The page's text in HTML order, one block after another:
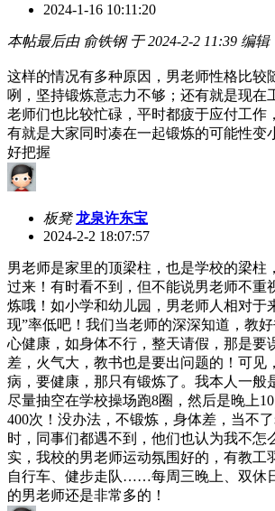
2024-1-16 10:11:20
本帖最后由 俞铁钢 于 2024-2-2 11:39 编辑
这样的情况有多种原因，男老师性格比较
咧，坚持锻炼意志力不够；还有就是现在
老师们也比较忙碌，平时都疲于应付工作
有就是大家同时凑在一起锻炼的可能性变
好把握
板凳 龙泉许东宝
2024-2-2 18:07:57
男老师是家里的顶梁柱，也是学校的梁柱
过来！有时看不到，但不能说男老师不重
炼哦！如小学和幼儿园，男老师人相对于
现”率低吧！我们当老师的深深知道，教
心健康，如身体不行，整天请假，那是要
差，火气大，教书也是要出问题的！可见
病，要健康，那只有锻炼了。我本人一般
尽量抽空在学校操场跑8圈，然后是晚上
400次！没办法，不锻炼，身体差，当不
时，同事们都遇不到，他们也认为我不怎
实，我校的男老师运动氛围好的，有教工
自行车、健步走队……每周三晚上、双休
的男老师还是非常多的！